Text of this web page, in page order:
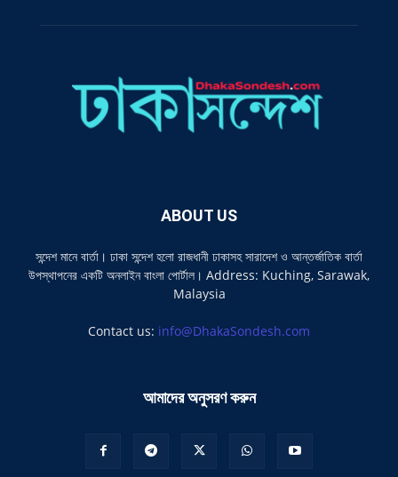
ABOUT US
সন্দেশ মানে বার্তা। ঢাকা সন্দেশ হলো রাজধানী ঢাকাসহ সারাদেশ ও আন্তর্জাতিক বার্তা
উপস্থাপনের একটি অনলাইন বাংলা পোর্টাল। Address: Kuching, Sarawak,
Malaysia
Contact us: info@DhakaSondesh.com
আমাদের অনুসরণ করুন